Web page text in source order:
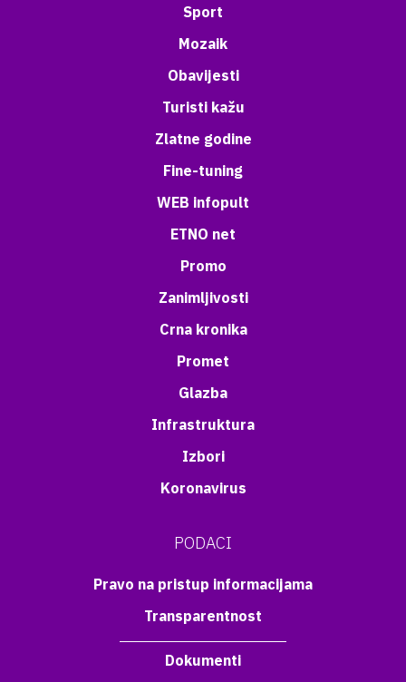
Sport
Mozaik
Obavijesti
Turisti kažu
Zlatne godine
Fine-tuning
WEB infopult
ETNO net
Promo
Zanimljivosti
Crna kronika
Promet
Glazba
Infrastruktura
Izbori
Koronavirus
PODACI
Pravo na pristup informacijama
Transparentnost
Dokumenti